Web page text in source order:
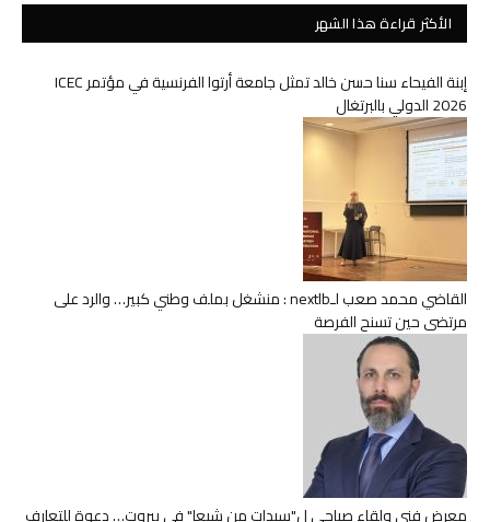
الأكثر قراءة هذا الشهر
إبنة الفيحاء سنا حسن خالد تمثل جامعة أرتوا الفرنسية في مؤتمر ICEC
2026 الدولي بالبرتغال
القاضي محمد صعب لـnextlb : منشغل بملف وطني كبير… والرد على
مرتضى حين تسنح الفرصة
معرض فني ولقاء صباحي ل"سيدات من شبعا" في بيروت… دعوة للتعارف